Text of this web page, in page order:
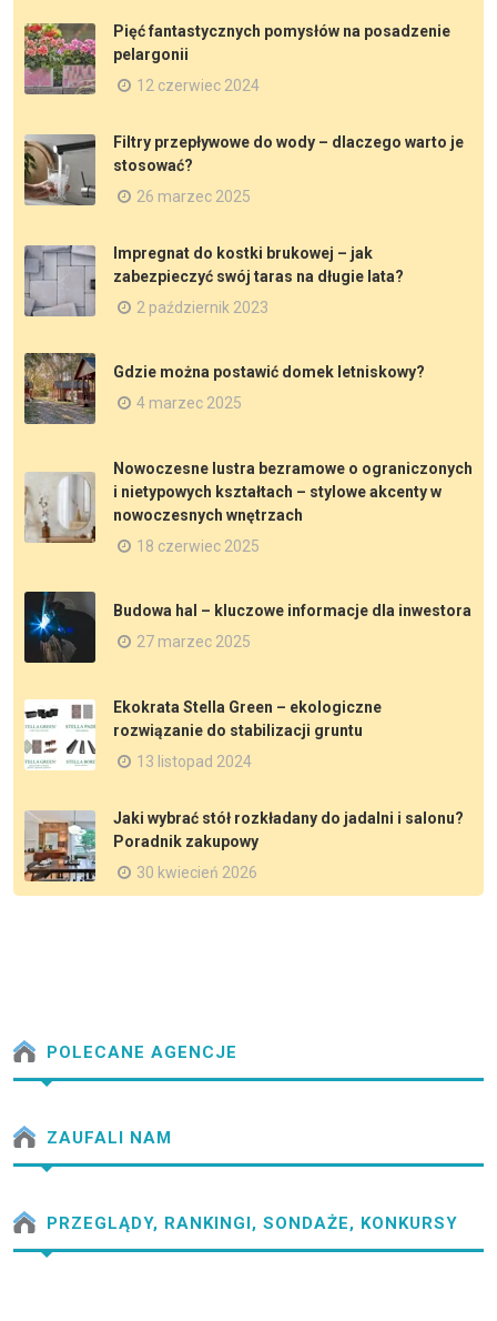
Pięć fantastycznych pomysłów na posadzenie
pelargonii
12 czerwiec 2024
Filtry przepływowe do wody – dlaczego warto je
stosować?
26 marzec 2025
Impregnat do kostki brukowej – jak
zabezpieczyć swój taras na długie lata?
2 październik 2023
Gdzie można postawić domek letniskowy?
4 marzec 2025
Nowoczesne lustra bezramowe o ograniczonych
i nietypowych kształtach – stylowe akcenty w
nowoczesnych wnętrzach
18 czerwiec 2025
Budowa hal – kluczowe informacje dla inwestora
27 marzec 2025
Ekokrata Stella Green – ekologiczne
rozwiązanie do stabilizacji gruntu
13 listopad 2024
Jaki wybrać stół rozkładany do jadalni i salonu?
Poradnik zakupowy
30 kwiecień 2026
POLECANE AGENCJE
ZAUFALI NAM
PRZEGLĄDY, RANKINGI, SONDAŻE, KONKURSY